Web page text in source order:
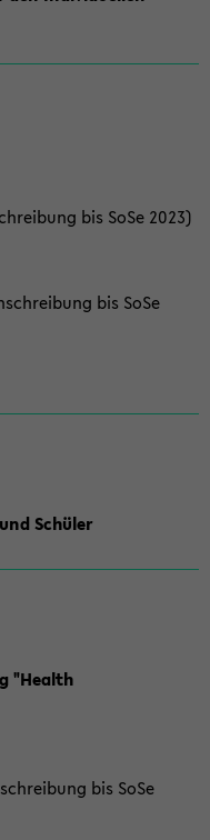
bis SoSe 2023)
bis SoSe
Schüler
"Health
bis SoSe